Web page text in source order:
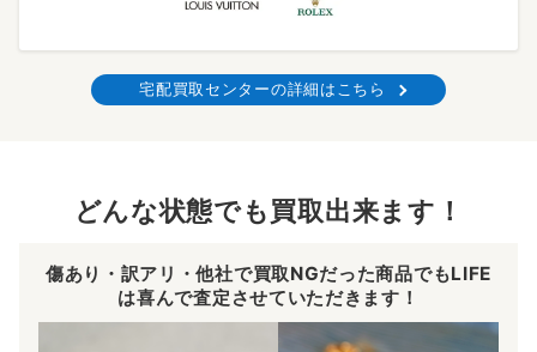
宅配買取センターの詳細はこちら
どんな状態でも買取出来ます！
傷あり・訳アリ・他社で買取NGだった商品でもLIFE
は喜んで査定させていただきます！